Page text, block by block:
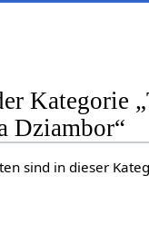
Kategorie
Dziambor“
sind in dieser